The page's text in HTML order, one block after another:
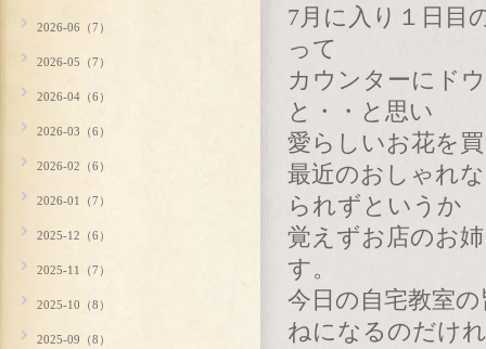
7月に入り１日目
って
カウンターにド
と・・と思い
愛らしいお花を
最近のおしゃれ
られずというか
覚えずお店のお
す。
今日の自宅教室
ねになるのだけ
2026-06（7）
2026-05（7）
2026-04（6）
2026-03（6）
2026-02（6）
2026-01（7）
2025-12（6）
2025-11（7）
2025-10（8）
2025-09（8）